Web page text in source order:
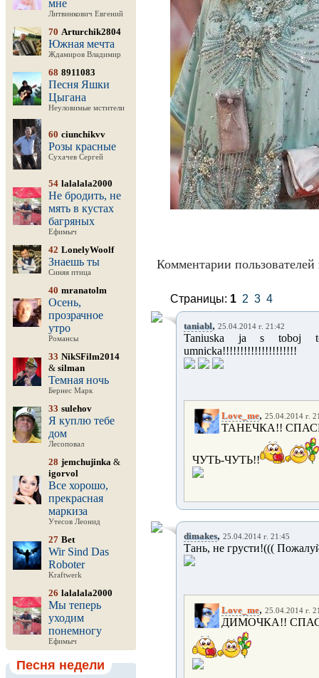
мне
Литвинкович Евгений
70 Arturchik2804
Южная мечта
Ждамиров Владимир
68 8911083
Песня Яшки
Цыгана
Неуловимые мстители
60 ciunchikvv
Розы красные
Сухачев Сергей
54 lalalala2000
Не бродить, не
мять в кустах
багряных
Ефимыч
42 LonelyWoolf
Знаешь ты
Синяя птица
40 mranatolm
Осень,
прозрачное
утро
Романсы
33 NikSFilm2014
& silman
Темная ночь
Бернес Марк
33 sulehov
Я куплю тебе
дом
Лесоповал
28 jemchujinka &
igorvol
Все хорошо,
прекрасная
маркиза
Утесов Леонид
27 Bet
Wir Sind Das
Roboter
Kraftwerk
26 lalalala2000
Мы теперь
уходим
понемногу
Ефимыч
Песня недели
Комментарии пользователей
Страницы: 1 2 3 4
taniabl, 25.04.2014 г. 21:42
Taniuska ja s toboj
umnicka!!!!!!!!!!!!!!!!!!!!!
Love_me, 25.04.2014 г.
ТАНЕЧКА!!
ЧУТЬ-ЧУТЬ!!
dimakes, 25.04.2014 г. 21:45
Тань, не грусти!(((
Love_me, 25.04.2014 г.
ДИМОЧКА!!